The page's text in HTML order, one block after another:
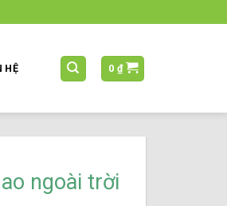
HỆ 0 ₫
ngoài trời